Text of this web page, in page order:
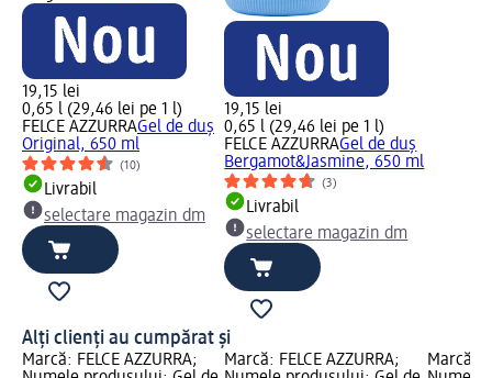
19,15 lei
0,65 l (29,46 lei pe 1 l)
FELCE AZZURRAGel de duș
Original, 650 ml
(10)
Livrabil
selectare magazin dm
19,15 lei
0,65 l (29,46 lei pe 1 l)
FELCE AZZURRAGel de duș
Bergamot&Jasmine, 650 ml
(3)
Livrabil
selectare magazin dm
Alți clienți au cumpărat și
Marcă: FELCE AZZURRA;
Marcă: FELCE AZZURRA;
Marcă: